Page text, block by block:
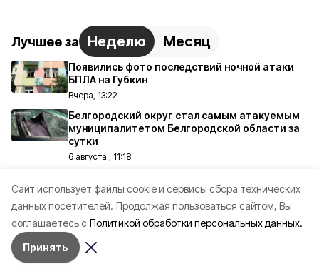
Cайт использует файлы cookie и сервисы сбора технических
данных посетителей. Продолжая пользоваться сайтом, Вы
соглашаетесь с Политикой обработки персональных данных.
Принять
Лучшее за Неделю Месяц
Появились фото последствий ночной атаки
БПЛА на Губкин
Вчера, 13:22
Белгородский округ стал самым атакуемым
муниципалитетом Белгородской области за
сутки
6 августа , 11:18
атаках на Белгородскую область за сутки
Вчера, 11:33
Осенние каникулы у белгородских
школьников будут длиннее зимних
Вчера, 18:57